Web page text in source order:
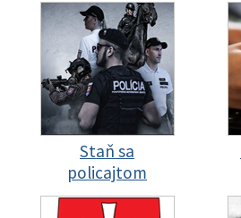
Staň sa
policajtom